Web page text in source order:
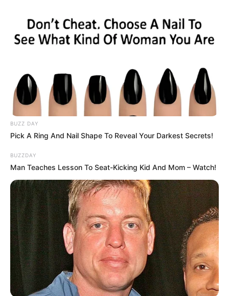
Anti Mainstream, 10 Cara
Membawa Barang Belanjaan
Versi Warga Thailand
Langka Banget! 10 Pose Lucu
Katak yang Bikin Ketawa
Gemes
BUZZ DAY
Pick A Ring And Nail Shape To Reveal Your Darkest Secrets!
BUZZDAY
Man Teaches Lesson To Seat-Kicking Kid And Mom – Watch!